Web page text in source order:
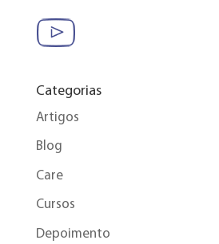
Categorias
Artigos
Blog
Care
Cursos
Depoimento